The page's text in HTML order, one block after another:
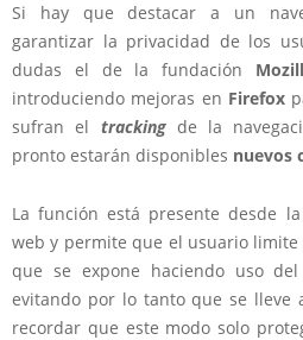
Si hay que destacar a un
garantizar la privacidad de los
dudas el de la fundación
introduciendo mejoras en Firefox
sufran el tracking de la
pronto estarán disponibles nuevos
La función está presente desde
web y permite que el usuario
que se expone haciendo uso
evitando por lo tanto que se lleve
recordar que este modo solo